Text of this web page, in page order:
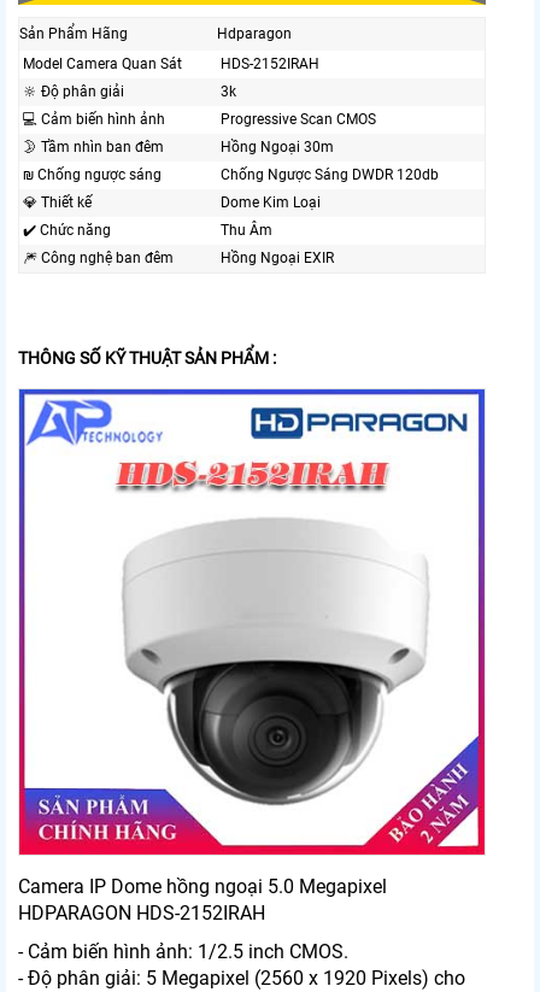
Sản Phẩm Hãng
Hdparagon
Model Camera Quan Sát
HDS-2152IRAH
🔆 Độ phân giải
3k
💻 Cảm biến hình ảnh
Progressive Scan CMOS
🌛 Tầm nhìn ban đêm
Hồng Ngoại 30m
₪ Chống ngược sáng
Chống Ngược Sáng DWDR 120db
💎 Thiết kế
Dome Kim Loại
✔️ Chức năng
Thu Âm
🎆 Công nghệ ban đêm
Hồng Ngoại EXIR
THÔNG SỐ KỸ THUẬT SẢN PHẨM :
Camera IP Dome hồng ngoại 5.0 Megapixel
HDPARAGON HDS-2152IRAH
- Cảm biến hình ảnh: 1/2.5 inch CMOS.
- Độ phân giải: 5 Megapixel (2560 x 1920 Pixels) cho